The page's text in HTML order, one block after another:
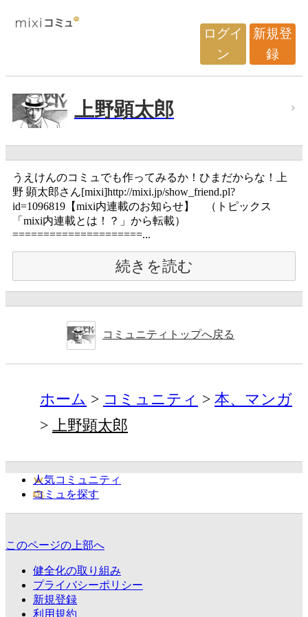
ログイ
ン
新規登
録
上野顕太郎
うえけんのコミュでも作ってみるか！ひまだからな！上
野 顕太郎さん[mixi]http://mixi.jp/show_friend.pl?
id=1096819【mixi内連載のお知らせ】 （トピックス
「mixi内連載とは！？」から転載）
=====================...
続きを読む
コミュニティトップへ戻る
ホーム コミュニティ
本、マンガ
上野顕太郎
人気コミュニティ
コミュを探す
このページの上部へ
健全化の取り組み
プライバシーポリシー
新規登録
利用規約